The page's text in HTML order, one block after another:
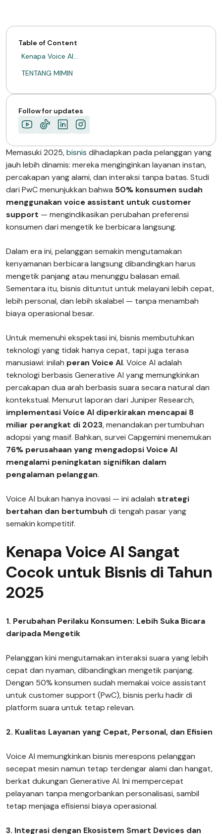
Table of Content
Kenapa Voice AI…
TENTANG MIMIN
Follow for updates
Memasuki 2025,bisnis dihadapkan pada pelanggan yang
jauh lebih dinamis: mereka menginginkan layanan instan,
percakapan yang alami, dan interaksi tanpa batas. Studi
dari PwC menunjukkan bahwa 50% konsumen sudah
menggunakan voice assistant untuk customer
support — mengindikasikan perubahan preferensi
konsumen dari mengetik ke berbicara langsung.
Dalam era ini, pelanggan semakin mengutamakan
kenyamanan berbicara langsung dibandingkan harus
mengetik panjang atau menunggu balasan email.
Sementara itu, bisnis dituntut untuk melayani lebih cepat,
lebih personal, dan lebih skalabel — tanpa menambah
biaya operasional besar.
Untuk memenuhi ekspektasi ini, bisnis membutuhkan
teknologi yang tidak hanya cepat, tapi juga terasa
manusiawi: inilah peran Voice AI. Voice AI adalah
teknologi berbasis Generative AI yang memungkinkan
percakapan dua arah berbasis suara secara natural dan
kontekstual. Menurut laporan dari Juniper Research,
implementasi Voice AI diperkirakan mencapai 8
miliar perangkat di 2023, menandakan pertumbuhan
adopsi yang masif. Bahkan, survei Capgemini menemukan
76% perusahaan yang mengadopsi Voice AI
mengalami peningkatan signifikan dalam
pengalaman pelanggan.
Voice AI bukan hanya inovasi — ini adalah strategi
bertahan dan bertumbuh di tengah pasar yang
semakin kompetitif.
Kenapa Voice AI Sangat
Cocok untuk Bisnis di Tahun
2025
1. Perubahan Perilaku Konsumen: Lebih Suka Bicara
daripada Mengetik
Pelanggan kini mengutamakan interaksi suara yang lebih
cepat dan nyaman, dibandingkan mengetik panjang.
Dengan 50% konsumen sudah memakai voice assistant
untuk customer support (PwC), bisnis perlu hadir di
platform suara untuk tetap relevan.
2. Kualitas Layanan yang Cepat, Personal, dan Efisien
Voice AI memungkinkan bisnis merespons pelanggan
secepat mesin namun tetap terdengar alami dan hangat,
berkat dukungan Generative AI. Ini mempercepat
pelayanan tanpa mengorbankan personalisasi, sambil
tetap menjaga efisiensi biaya operasional.
3. Integrasi dengan Ekosistem Smart Devices dan